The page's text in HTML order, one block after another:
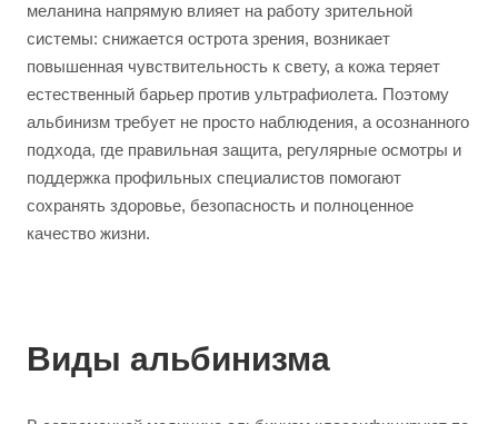
меланина напрямую влияет на работу зрительной
системы: снижается острота зрения, возникает
повышенная чувствительность к свету, а кожа теряет
естественный барьер против ультрафиолета. Поэтому
альбинизм требует не просто наблюдения, а осознанного
подхода, где правильная защита, регулярные осмотры и
поддержка профильных специалистов помогают
сохранять здоровье, безопасность и полноценное
качество жизни.
Виды альбинизма